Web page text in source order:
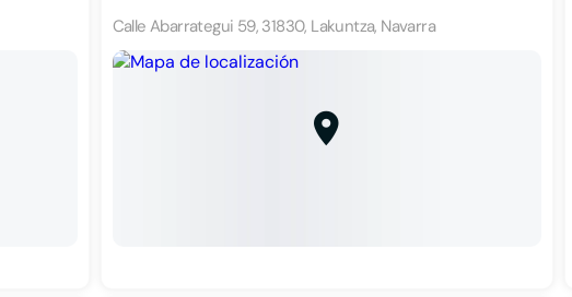
Calle Abarrategui 59, 31830, Lakuntza, Navarra